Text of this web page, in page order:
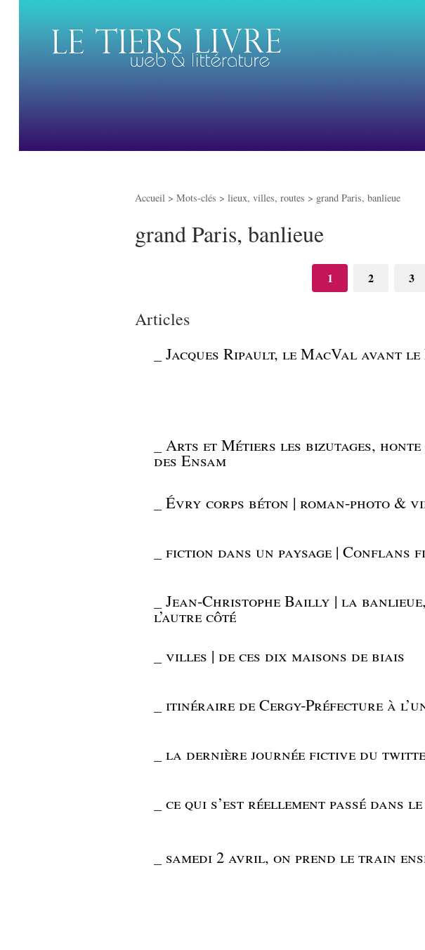
Accueil > Mots-clés > lieux, villes, routes > grand Paris, banlieue
grand Paris, banlieue
1 2 3
Articles
Jacques Ripault, le MacVal avant
Arts et Métiers les bizutages, honte
des Ensam
Évry corps béton | roman-photo &
fiction dans un paysage | Conflans
Jean-Christophe Bailly | la
l’autre côté
villes | de ces dix maisons de biais
itinéraire de Cergy-Préfecture à
la dernière journée fictive du
ce qui s’est réellement passé dans le
samedi 2 avril, on prend le train